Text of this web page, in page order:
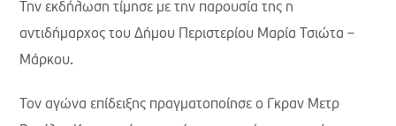
Την εκδήλωση τίμησε με την παρουσία της η
αντιδήμαρχος του Δήμου Περιστερίου Μαρία Τσιώτα –
Μάρκου.
Τον αγώνα επίδειξης πραγματοποίησε ο Γκραν Μετρ